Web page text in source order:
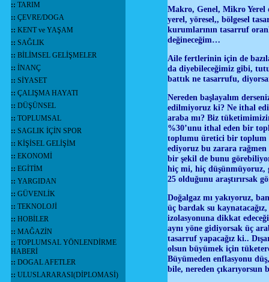
:: TARIM
:: ÇEVRE/DOGA
:: KENT ve YAŞAM
:: SAĞLIK
:: BİLİMSEL GELİŞMELER
:: İNANÇ
:: SİYASET
:: ÇALIŞMA HAYATI
:: DÜŞÜNSEL
:: TOPLUMSAL
:: SAGLIK İÇİN SPOR
:: KİŞİSEL GELİŞİM
:: EKONOMİ
:: EGİTİM
:: YARGIDAN
:: GÜVENLİK
:: TEKNOLOJİ
:: HOBİLER
:: MAĞAZİN
:: TOPLUMSAL YÖNLENDİRME
HABERİ
:: DOGAL AFETLER
:: ULUSLARARASI(DİPLOMASİ)
Makro, Genel, Mikro Yerel
yerel, yöresel,, bölgesel
kurumlarının tasarruf
değineceğim…
Aile fertlerinin için de
da diyebileceğimiz gibi,
battık ne tasarrufu,
Nereden başlayalım
edilmiyoruz ki? Ne ithal
araba mı? Biz
%30’unu ithal eden bir
toplumu üretici bir toplum
ediyoruz bu zarara
bir şekil de bunu
hiç mi, hiç düşünmüyoruz,
25 olduğunu araştırırsak
Doğalgaz mı yakıyoruz,
üç bardak su kaynatacağız,
izolasyonuna dikkat
aynı yöne gidiyorsak üç
tasarruf yapacağız ki..
olsun büyümek için
Büyümeden enflasyonu
bile, nereden